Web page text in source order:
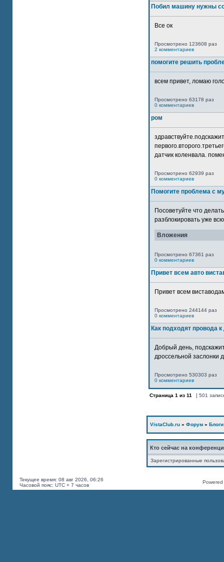
Побил машину нужны
Все ок
Просмотрено 123608 раз
2 комментариев
помогите решить
всем привет, ломаю
Просмотрено 63178 раз
0 комментариев
ром
датчик коленвала.
Просмотрено 62939 раз
0 комментариев
Помогите проблема с
Посоветуйте что
разблокировать уже
Вложения
Просмотрено 67361 раз
0 комментариев
Привет всем авто
Привет всем
Просмотрено 244144 раз
0 комментариев
Как подходят провода
Добрый день,
дроссельной заслонки
Просмотрено 530303 раз
0 комментариев
Страница 1 из 11 [ 501
VistaClub.ru » Форум » Блоги
Кто сейчас на
Зарегистрированные
Текущее время: 08 авг 2026, 06:26
Часовой пояс: UTC + 7 часов